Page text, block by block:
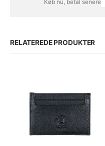
Køb nu, betal senere
RELATEREDE PRODUKTER